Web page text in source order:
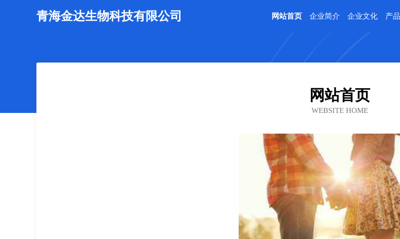
青海金达生物科技有限公司 网站首页 企业简介 企业文化 产
网站首页
WEBSITE HOME